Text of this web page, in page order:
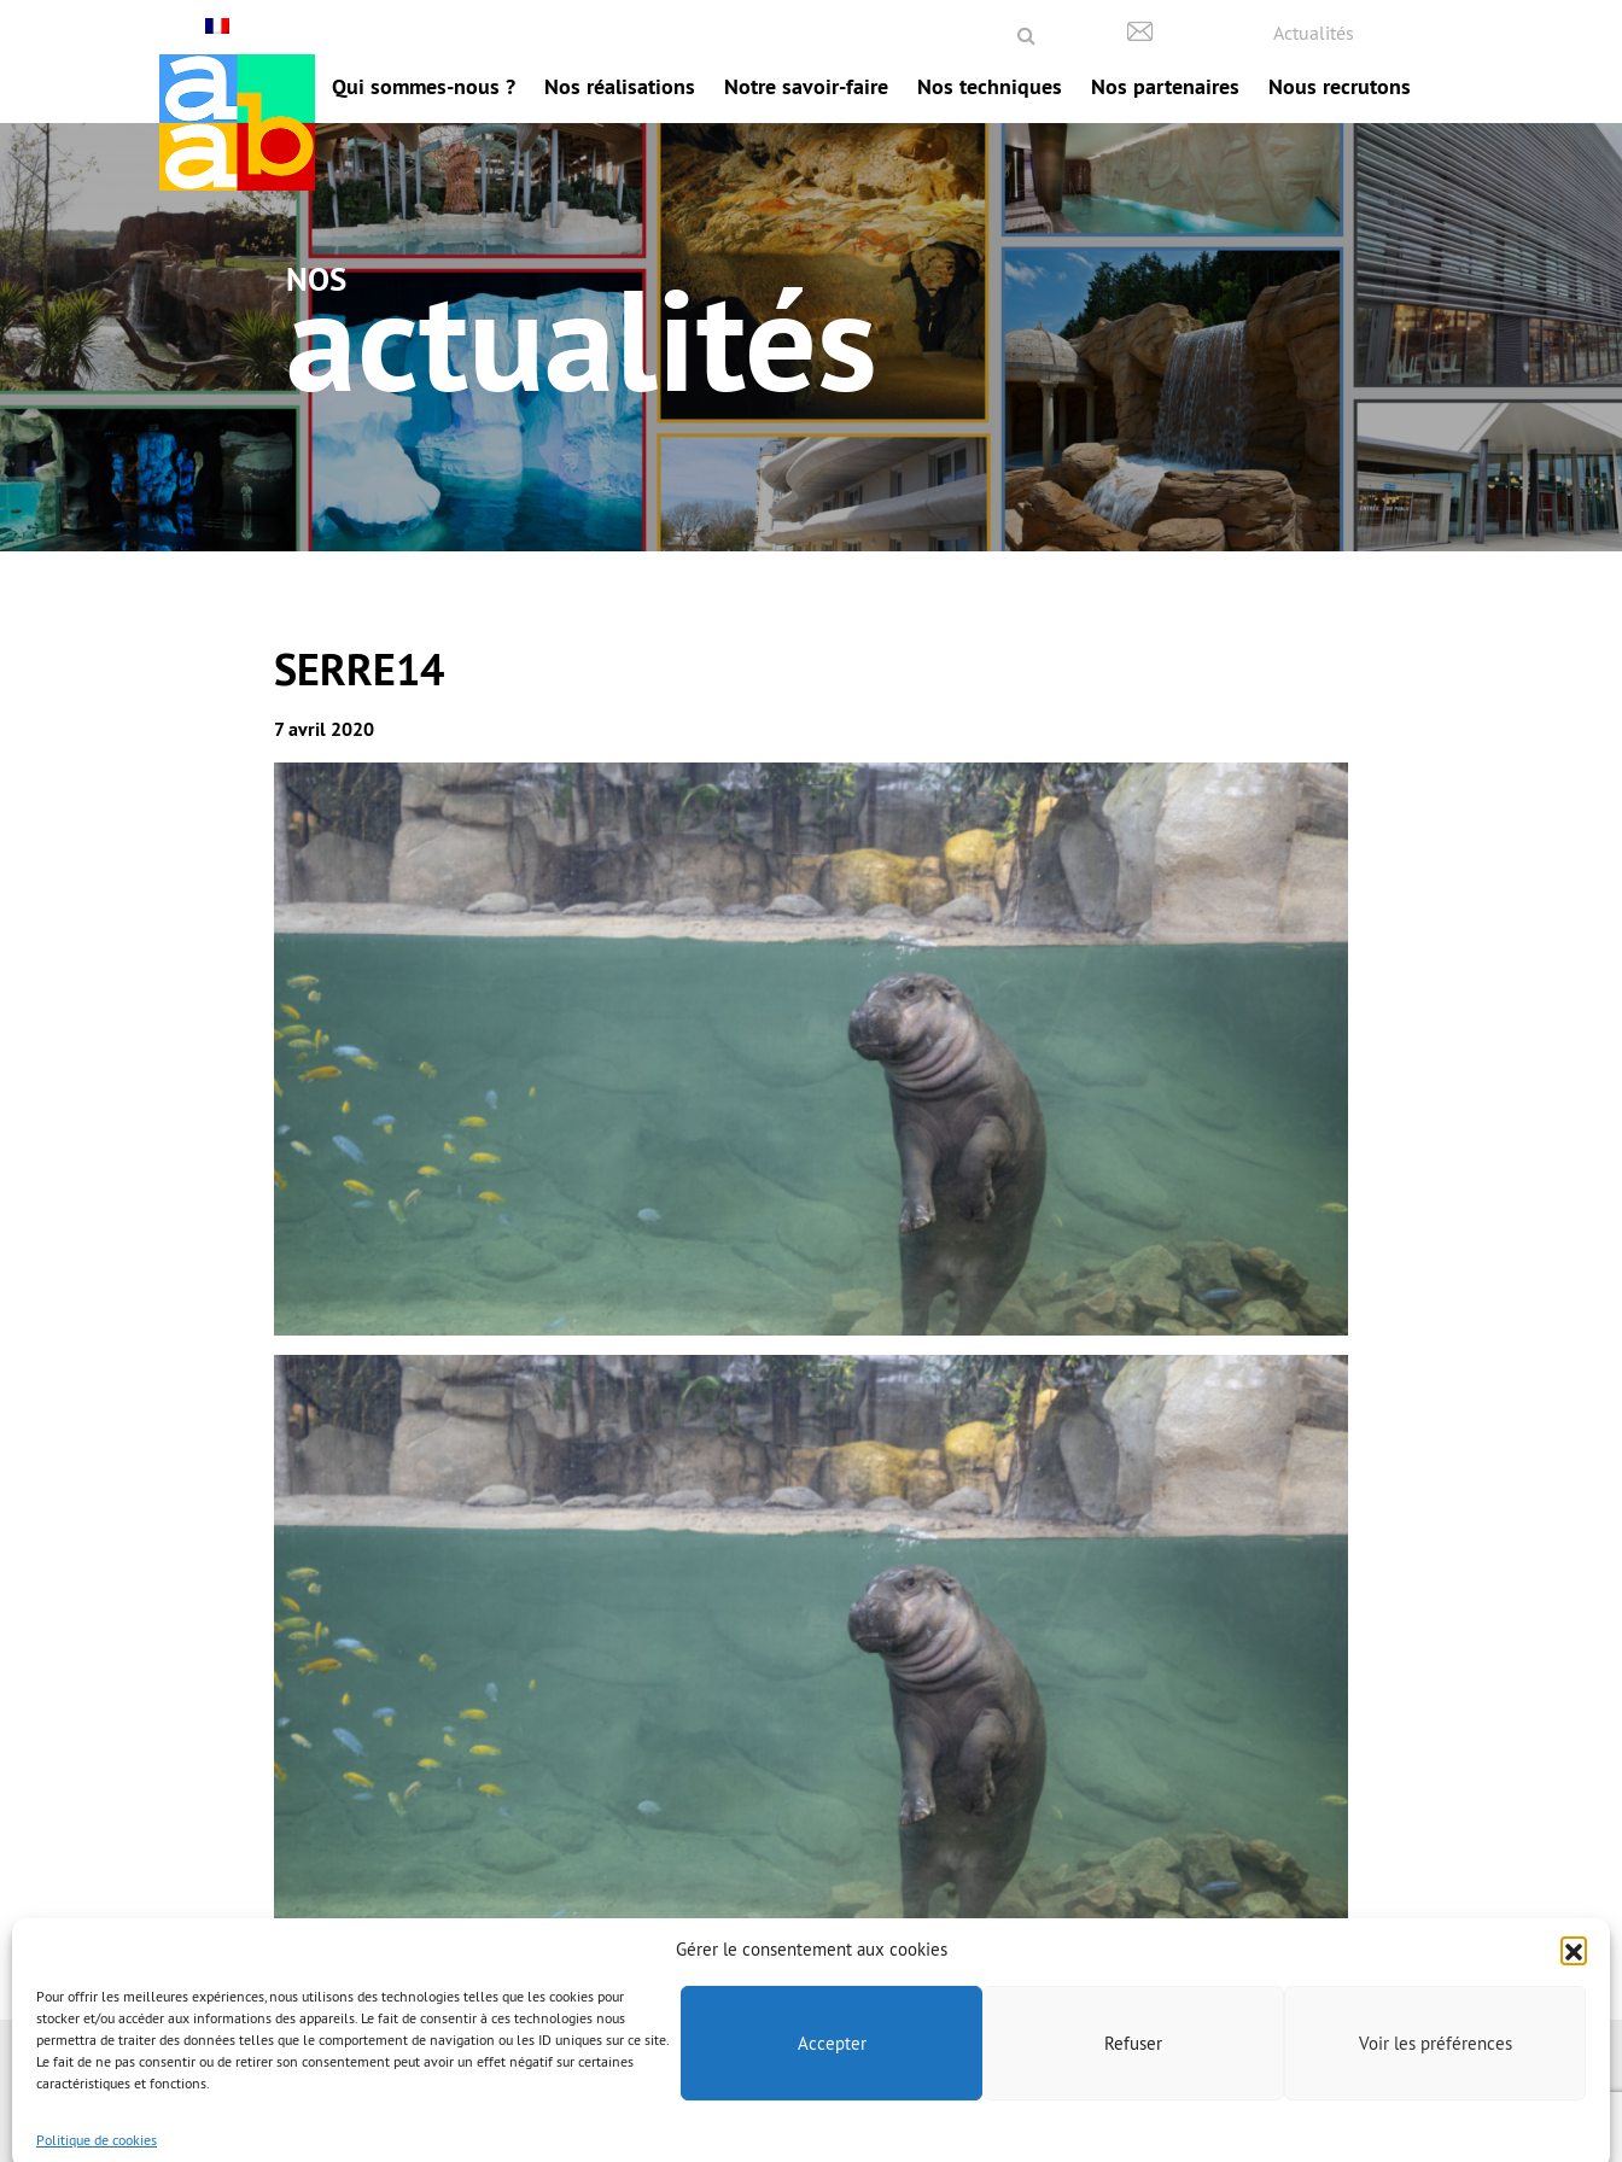
Gérer le consentement aux cookies
Pour offrir les meilleures expériences, nous utilisons des technologies telles que les cookies pour
stocker et/ou accéder aux informations des appareils. Le fait de consentir à ces technologies nous
permettra de traiter des données telles que le comportement de navigation ou les ID uniques sur ce site.
Le fait de ne pas consentir ou de retirer son consentement peut avoir un effet négatif sur certaines
caractéristiques et fonctions.
Accepter Refuser Voir les préférences
Politique de cookies
Actualités
Qui sommes-nous ? Nos réalisations Notre savoir-faire Nos techniques Nos partenaires Nous recrutons
nos
actualités
SERRE14
7 avril 2020